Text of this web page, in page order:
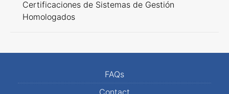
Certificaciones de Sistemas de Gestión
Homologados
FAQs
Contact